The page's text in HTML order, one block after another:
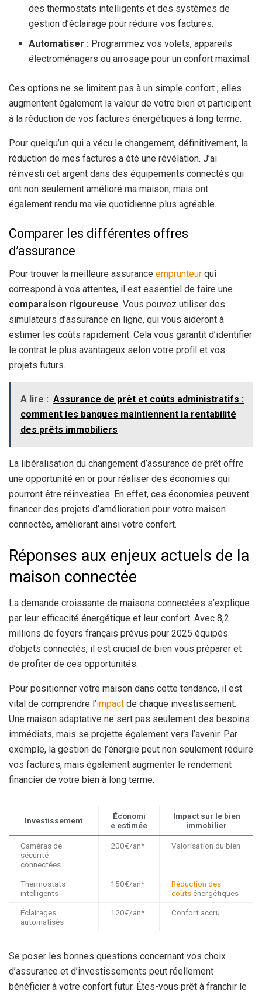
des thermostats intelligents et des systèmes de
gestion d’éclairage pour réduire vos factures.
Automatiser : Programmez vos volets, appareils
électroménagers ou arrosage pour un confort maximal.
Ces options ne se limitent pas à un simple confort ; elles
augmentent également la valeur de votre bien et participent
à la réduction de vos factures énergétiques à long terme.
Pour quelqu’un qui a vécu le changement, définitivement, la
réduction de mes factures a été une révélation. J’ai
réinvesti cet argent dans des équipements connectés qui
ont non seulement amélioré ma maison, mais ont
également rendu ma vie quotidienne plus agréable.
Comparer les différentes offres
d’assurance
Pour trouver la meilleure assurance emprunteur qui
correspond à vos attentes, il est essentiel de faire une
comparaison rigoureuse. Vous pouvez utiliser des
simulateurs d’assurance en ligne, qui vous aideront à
estimer les coûts rapidement. Cela vous garantit d’identifier
le contrat le plus avantageux selon votre profil et vos
projets futurs.
A lire : Assurance de prêt et coûts administratifs :
comment les banques maintiennent la rentabilité
des prêts immobiliers
La libéralisation du changement d’assurance de prêt offre
une opportunité en or pour réaliser des économies qui
pourront être réinvesties. En effet, ces économies peuvent
financer des projets d’amélioration pour votre maison
connectée, améliorant ainsi votre confort.
Réponses aux enjeux actuels de la
maison connectée
La demande croissante de maisons connectées s’explique
par leur efficacité énergétique et leur confort. Avec 8,2
millions de foyers français prévus pour 2025 équipés
d’objets connectés, il est crucial de bien vous préparer et
de profiter de ces opportunités.
Pour positionner votre maison dans cette tendance, il est
vital de comprendre l’impact de chaque investissement.
Une maison adaptative ne sert pas seulement des besoins
immédiats, mais se projette également vers l’avenir. Par
exemple, la gestion de l’énergie peut non seulement réduire
vos factures, mais également augmenter le rendement
financier de votre bien à long terme.
Investissement
Économi
e estimée
Impact sur le bien
immobilier
Caméras de
sécurité
connectées
200€/an* Valorisation du bien
Thermostats
intelligents
150€/an*
Réduction des
coûts énergétiques
Éclairages
automatisés
120€/an* Confort accru
Se poser les bonnes questions concernant vos choix
d’assurance et d’investissements peut réellement
bénéficier à votre confort futur. Êtes-vous prêt à franchir le